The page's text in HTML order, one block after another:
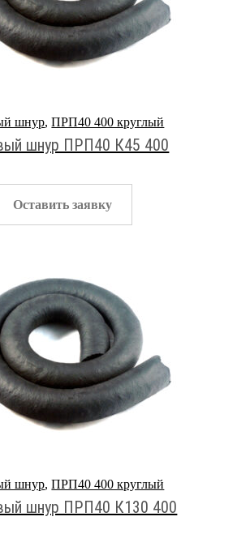
шнур,ПРП40 400 круглый
шнур ПРП40 К45 400
Оставить заявку
шнур,ПРП40 400 круглый
шнур ПРП40 К130 400